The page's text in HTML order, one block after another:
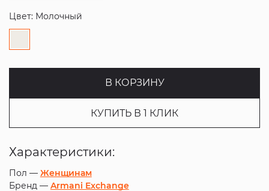
Цвет: Молочный
В КОРЗИНУ
КУПИТЬ В 1 КЛИК
Характеристики:
Пол — Женщинам
Бренд — Armani Exchange